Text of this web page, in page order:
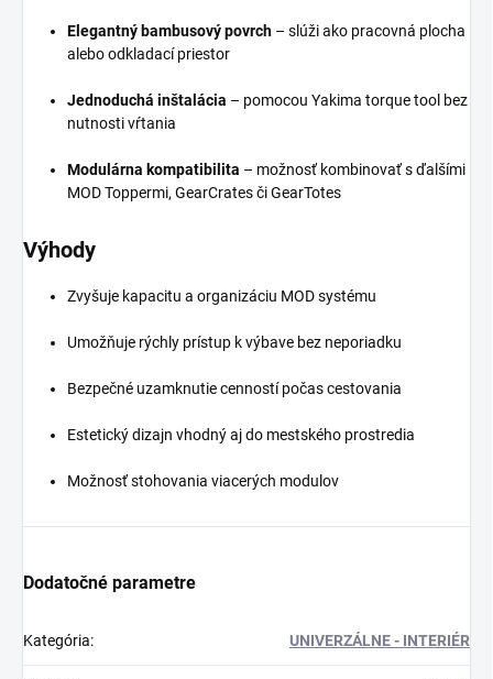
Elegantný bambusový povrch – slúži ako pracovná plocha
alebo odkladací priestor
Jednoduchá inštalácia – pomocou Yakima torque tool bez
nutnosti vŕtania
Modulárna kompatibilita – možnosť kombinovať s ďalšími
MOD Toppermi, GearCrates či GearTotes
Výhody
Zvyšuje kapacitu a organizáciu MOD systému
Umožňuje rýchly prístup k výbave bez neporiadku
Bezpečné uzamknutie cenností počas cestovania
Estetický dizajn vhodný aj do mestského prostredia
Možnosť stohovania viacerých modulov
Dodatočné parametre
Kategória: UNIVERZÁLNE - INTERIÉR